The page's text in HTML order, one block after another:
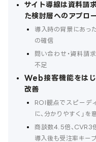
サイト導線は資料請
た検討層へのアプロ
導入時の背景にあっ
の確信
問い合わせ・資料請
不足
Web接客機能をは
改善
ROI観点でスピーデ
に、分かりやすく」を
商談数4.5倍、CVR3
導入後も受注率キー